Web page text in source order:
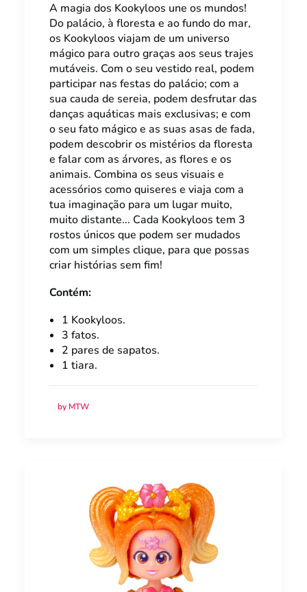
A magia dos Kookyloos une os mundos!
Do palácio, à floresta e ao fundo do mar,
os Kookyloos viajam de um universo
mágico para outro graças aos seus trajes
mutáveis. Com o seu vestido real, podem
participar nas festas do palácio; com a
sua cauda de sereia, podem desfrutar das
danças aquáticas mais exclusivas; e com
o seu fato mágico e as suas asas de fada,
podem descobrir os mistérios da floresta
e falar com as árvores, as flores e os
animais. Combina os seus visuais e
acessórios como quiseres e viaja com a
tua imaginação para um lugar muito,
muito distante... Cada Kookyloos tem 3
rostos únicos que podem ser mudados
com um simples clique, para que possas
criar histórias sem fim!
Contém:
1 Kookyloos.
3 fatos.
2 pares de sapatos.
1 tiara.
by MTW